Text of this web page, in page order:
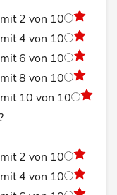
2 von 10
4 von 10
6 von 10
8 von 10
10 von 10
2 von 10
4 von 10